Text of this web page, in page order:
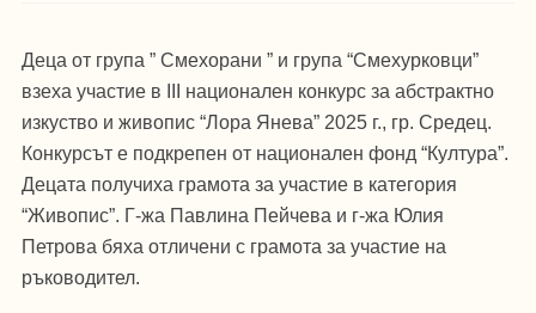
Деца от група ” Смехорани ” и група “Смехурковци”
взеха участие в III национален конкурс за абстрактно
изкуство и живопис “Лора Янева” 2025 г., гр. Средец.
Конкурсът е подкрепен от национален фонд “Култура”.
Децата получиха грамота за участие в категория
“Живопис”. Г-жа Павлина Пейчева и г-жа Юлия
Петрова бяха отличени с грамота за участие на
ръководител.